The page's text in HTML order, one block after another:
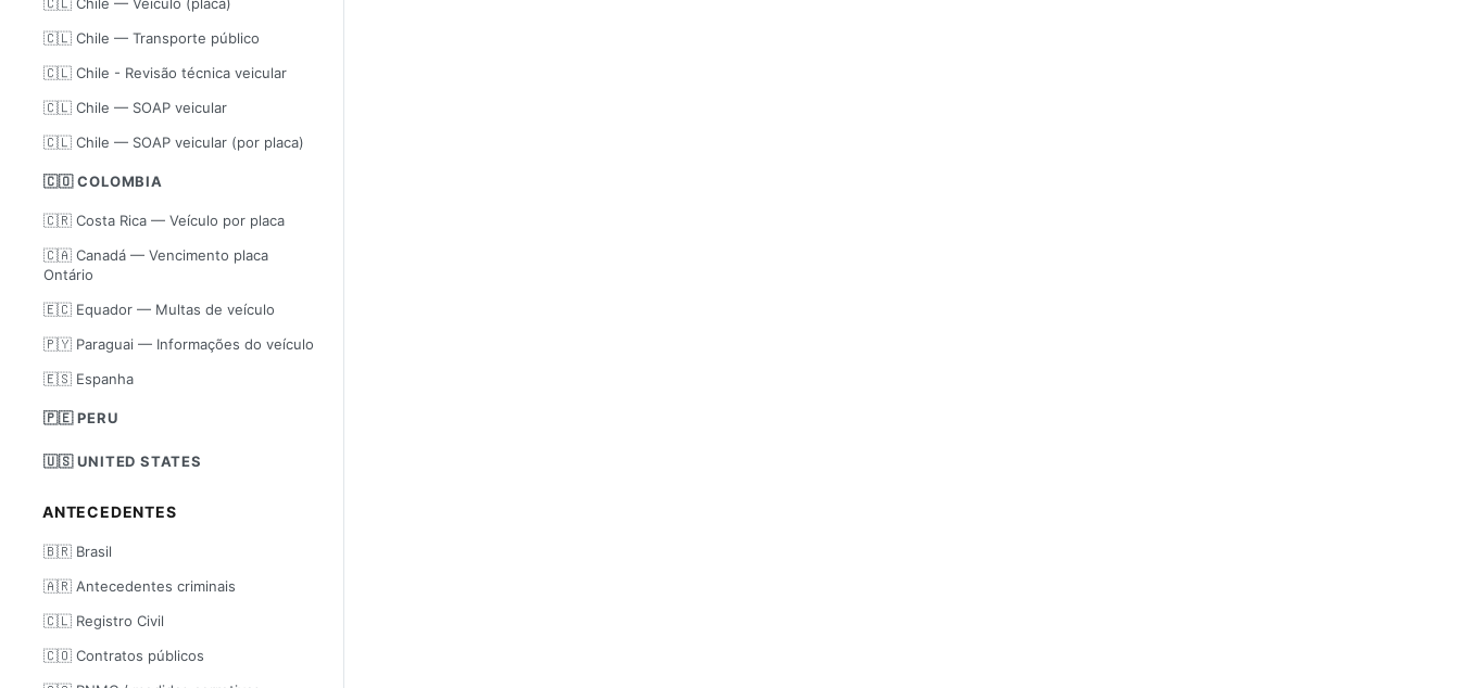
🇨🇱 Chile — Transporte público
🇨🇱 Chile - Revisão técnica veicular
🇨🇱 Chile — SOAP veicular
🇨🇱 Chile — SOAP veicular (por placa)
🇨🇴 COLOMBIA
🇨🇷 Costa Rica — Veículo por placa
🇨🇦 Canadá — Vencimento placa
Ontário
🇪🇨 Equador — Multas de veículo
🇵🇾 Paraguai — Informações do veículo
🇪🇸 Espanha
🇵🇪 PERU
🇺🇸 UNITED STATES
ANTECEDENTES
🇧🇷 Brasil
🇦🇷 Antecedentes criminais
🇨🇱 Registro Civil
🇨🇴 Contratos públicos